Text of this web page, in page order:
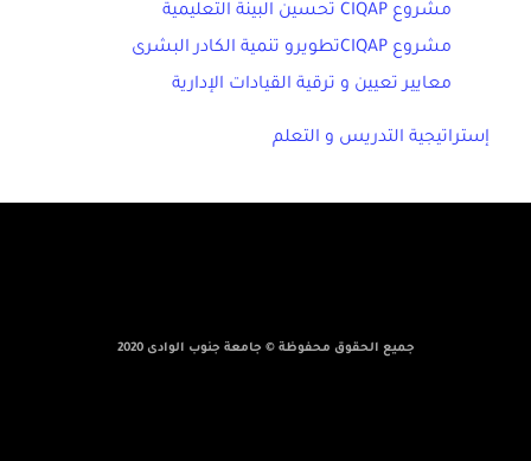
مشروع CIQAP تحسين البينة التعليمية
مشروع CIQAPتطويرو تنمية الكادر البشرى
معايير تعيين و ترقية القيادات الإدارية
إستراتيجية التدريس و التعلم
جميع الحقوق محفوظة © جامعة جنوب الوادى 2020